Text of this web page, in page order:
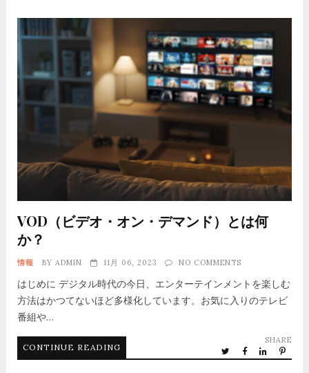
VOD（ビデオ・オン・デマンド）とは何
か？
情報 BY ADMIN 11月 06, 2023 NO COMMENTS
はじめに デジタル時代の今日、エンターテインメントを楽しむ
方法はかつてないほど多様化しています。お気に入りのテレビ
番組や…
CONTINUE READING
SHARE